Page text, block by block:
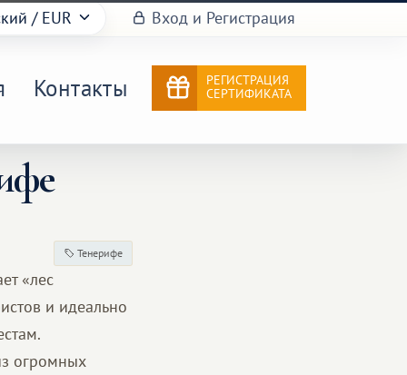
/ EUR Вход и Регистрация
Контакты
РЕГИСТРАЦИЯ
СЕРТИФИКАТА
Тенерифе
«лес
и идеально
огромных